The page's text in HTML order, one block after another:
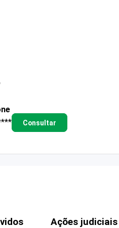
Consultar
Ações judiciais